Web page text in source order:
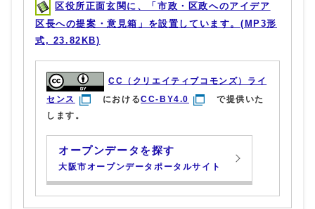
区役所正面玄関に、「市政・区政へのアイデア
区長への提案・意見箱」を設置しています。(MP3形
式, 23.82KB)
CC（クリエイティブコモンズ）ライ
センス
におけるCC-BY4.0
で提供いた
します。
オープンデータを探す
大阪市オープンデータポータルサイト